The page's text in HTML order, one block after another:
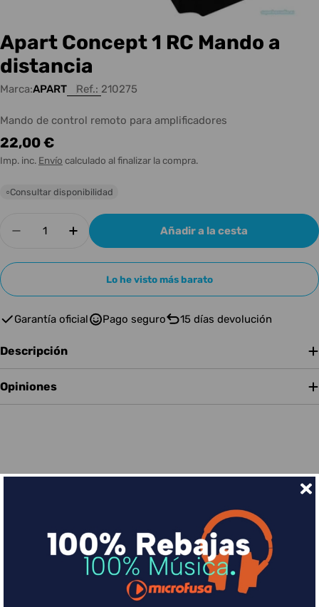
Apart Concept 1 RC Mando a
distancia
Marca:APART Ref.: 210275
Mando de control remoto para amplificadores
Precio
habitual
22,00 €
Imp. inc. Envío calculado al finalizar la compra.
○Consultar disponibilidad
Disminuir cantidad para Apart Concept 1 RC
Aumentar cantidad para Apart
Añadir a la cesta
Lo he visto más barato
Garantía oficial Pago seguro 15 días devolución
Descripción
Opiniones
Financia tus compras con Sequra
Divide en 3 sin coste o hasta en 18 meses por una
pequeña cuota al mes con Sequra
Más info